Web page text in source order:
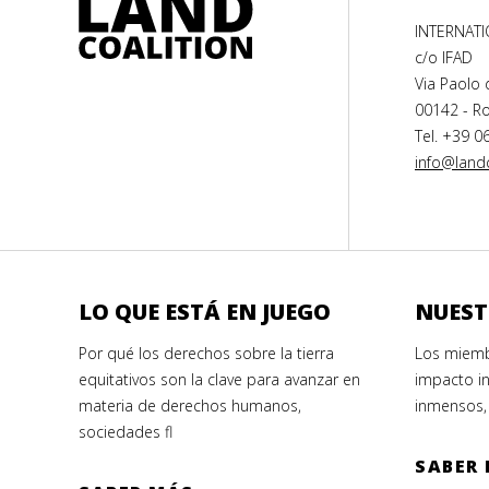
c/o IFAD
Via Paolo
00142 -
Tel. +39
LO QUE ESTÁ EN JUEGO
Por qué los derechos sobre la tierra
equitativos son la clave para avanzar en
materia de derechos humanos,
sociedades fl
Los
impacto
SABER